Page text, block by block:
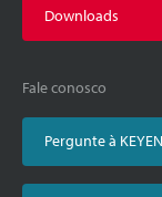
Downloads
Fale conosco
Pergunte à